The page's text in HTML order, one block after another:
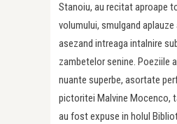
Stanoiu, au recitat aproape
volumului, smulgand
asezand intreaga intalnire
zambetelor senine. Poeziile
nuante superbe, asortate
pictoritei Malvine Mocenco,
au fost expuse in holul